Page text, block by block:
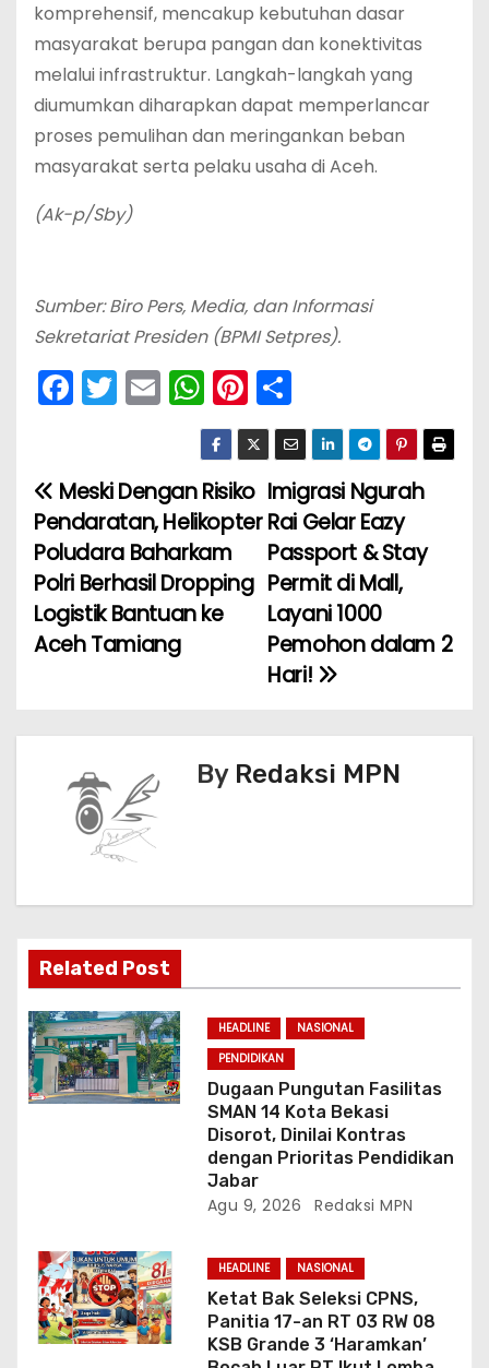
komprehensif, mencakup kebutuhan dasar
masyarakat berupa pangan dan konektivitas
melalui infrastruktur. Langkah-langkah yang
diumumkan diharapkan dapat memperlancar
proses pemulihan dan meringankan beban
masyarakat serta pelaku usaha di Aceh.
(Ak-p/Sby)
Sumber: Biro Pers, Media, dan Informasi
Sekretariat Presiden (BPMI Setpres).
F
e
b
o
o
k
T
er
E
l
W
h
a
ts
A
p
p
Pi
nt
er
e
st
h
ar
e
N
a
v
i
a
o
s
Imigrasi Ngurah
Rai Gelar Eazy
Passport & Stay
Permit di Mall,
Layani 1000
Pemohon dalam 2
Hari!
Meski Dengan Risiko
Pendaratan, Helikopter
Poludara Baharkam
Polri Berhasil Dropping
Logistik Bantuan ke
Aceh Tamiang
By Redaksi MPN
Related Post
HEADLINE
NASIONAL
PENDIDIKAN
Dugaan Pungutan Fasilitas
SMAN 14 Kota Bekasi
Disorot, Dinilai Kontras
dengan Prioritas Pendidikan
Jabar
Agu 9, 2026 Redaksi MPN
HEADLINE NASIONAL
Ketat Bak Seleksi CPNS,
Panitia 17-an RT 03 RW 08
KSB Grande 3 ‘Haramkan’